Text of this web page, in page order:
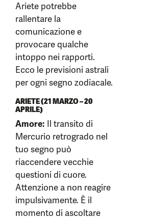
Ariete potrebbe
rallentare la
comunicazione e
provocare qualche
intoppo nei rapporti.
Ecco le previsioni astrali
per ogni segno zodiacale.
ARIETE (21 MARZO – 20
APRILE)
Amore: Il transito di
Mercurio retrogrado nel
tuo segno può
riaccendere vecchie
questioni di cuore.
Attenzione a non reagire
impulsivamente. È il
momento di ascoltare